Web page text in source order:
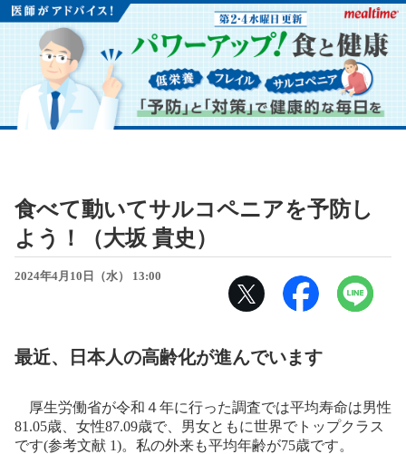
食べて動いてサルコペニアを予防し
よう！（大坂 貴史）
2024年4月10日（水） 13:00
最近、日本人の高齢化が進んでいます
厚生労働省が令和４年に行った調査では平均寿命は男性
81.05歳、女性87.09歳で、男女ともに世界でトップクラス
です(参考文献 1)。私の外来も平均年齢が75歳です。